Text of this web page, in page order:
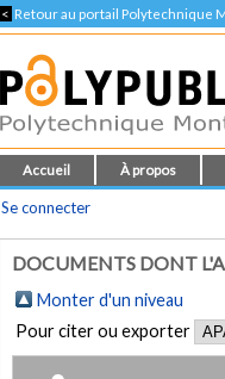
< Retour au portail Polytechnique
Accueil À propos
Se connecter
DOCUMENTS DONT
Monter d'un niveau
Pour citer ou exporter